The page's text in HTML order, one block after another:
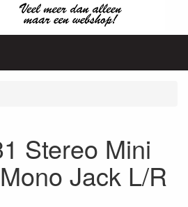
Stereo Mini
Jack L/R